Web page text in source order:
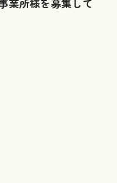
業所様を募集して